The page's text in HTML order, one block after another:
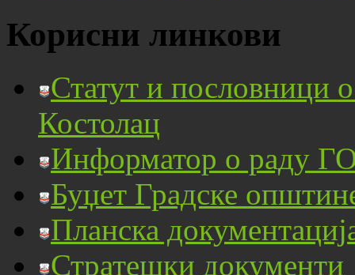
Корисни линкови
Статут и пословници
Костолац
Информатор о раду
Буџет Градске
Планска
Стратешки документи